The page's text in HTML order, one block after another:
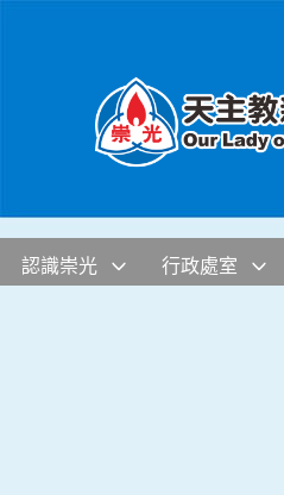
認識崇光 行政處室